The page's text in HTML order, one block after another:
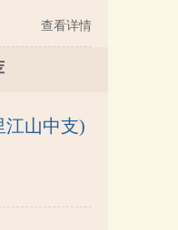
查看详情
江山中支)